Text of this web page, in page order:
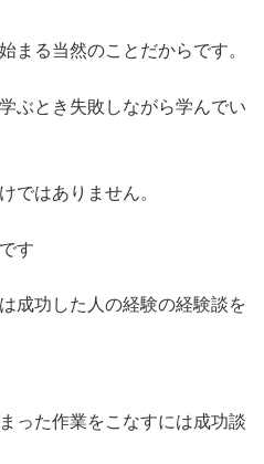
まる当然のことだからです。
ぶとき失敗しながら学んでい
ではありません。
す
成功した人の経験の経験談を
った作業をこなすには成功談